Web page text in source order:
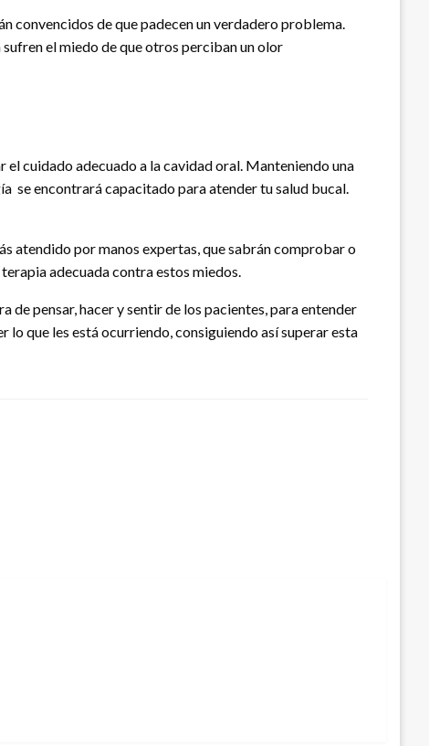
convencidos de que padecen un verdadero problema.
el miedo de que otros perciban un olor
cuidado adecuado a la cavidad oral. Manteniendo una
se encontrará capacitado para atender tu salud bucal.
atendido por manos expertas, que sabrán comprobar o
adecuada contra estos miedos.
de pensar, hacer y sentir de los pacientes, para entender
lo que les está ocurriendo, consiguiendo así superar esta